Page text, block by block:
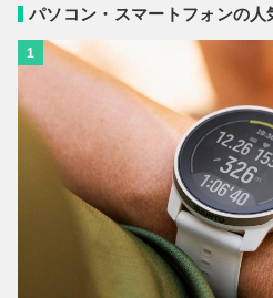
パソコン・スマートフォンの人
1